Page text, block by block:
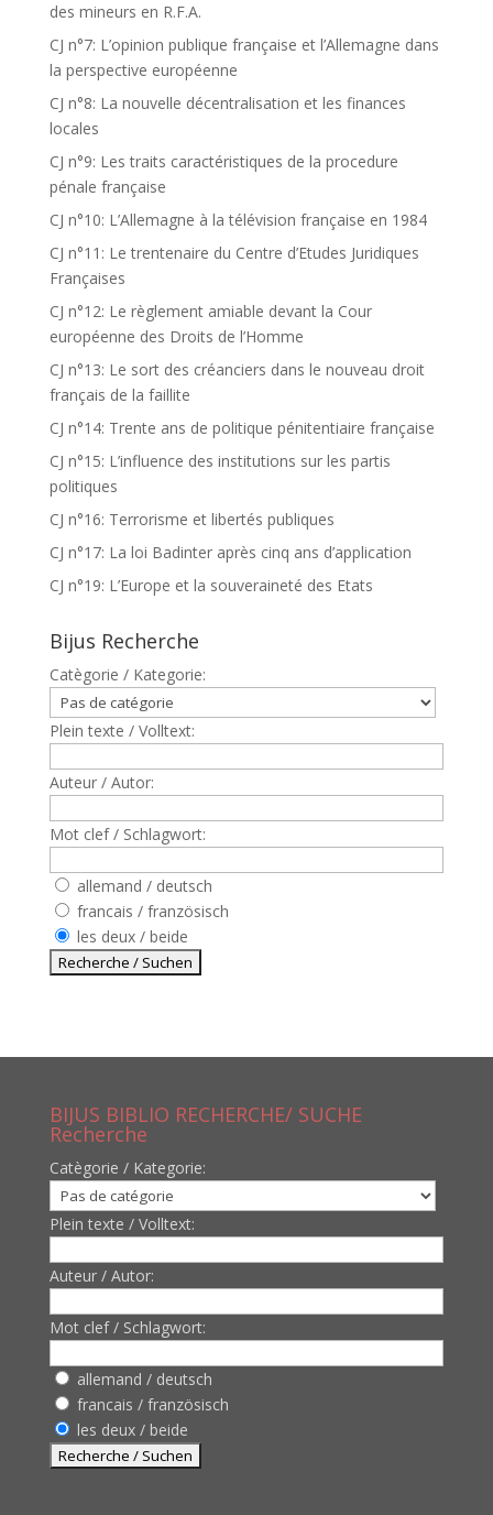
des mineurs en R.F.A.
CJ n°7: L’opinion publique française et l’Allemagne dans
la perspective européenne
CJ n°8: La nouvelle décentralisation et les finances
locales
CJ n°9: Les traits caractéristiques de la procedure
pénale française
CJ n°10: L’Allemagne à la télévision française en 1984
CJ n°11: Le trentenaire du Centre d’Etudes Juridiques
Françaises
CJ n°12: Le règlement amiable devant la Cour
européenne des Droits de l’Homme
CJ n°13: Le sort des créanciers dans le nouveau droit
français de la faillite
CJ n°14: Trente ans de politique pénitentiaire française
CJ n°15: L’influence des institutions sur les partis
politiques
CJ n°16: Terrorisme et libertés publiques
CJ n°17: La loi Badinter après cinq ans d’application
CJ n°19: L’Europe et la souveraineté des Etats
Bijus Recherche
Catègorie / Kategorie:
Plein texte / Volltext:
Auteur / Autor:
Mot clef / Schlagwort:
allemand / deutsch
francais / französisch
les deux / beide
BIJUS BIBLIO RECHERCHE/ SUCHE
Recherche
Catègorie / Kategorie:
Plein texte / Volltext:
Auteur / Autor:
Mot clef / Schlagwort:
allemand / deutsch
francais / französisch
les deux / beide